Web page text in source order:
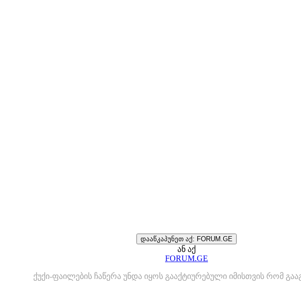
დააწკაპუნეთ აქ: FORUM.GE
ან აქ
FORUM.GE
ქუქი-ფაილების ჩაწერა უნდა იყოს გააქტიურებული იმისთვის რომ